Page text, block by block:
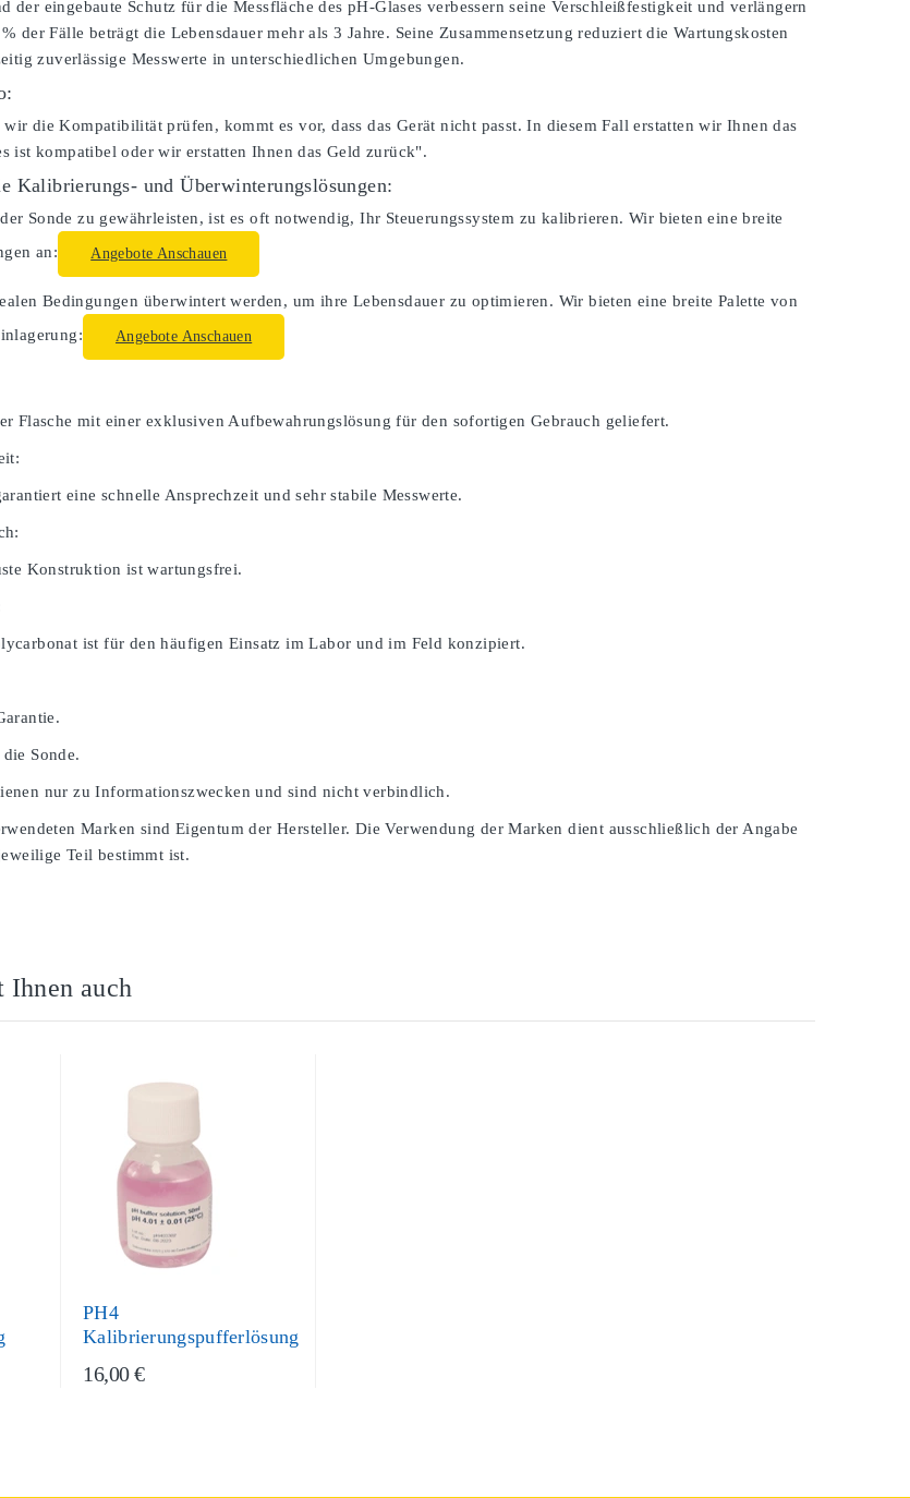
der eingebaute Schutz für die Messfläche des pH-Glases verbessern seine Verschleißfestigkeit und verlängern
der Fälle beträgt die Lebensdauer mehr als 3 Jahre. Seine Zusammensetzung reduziert die Wartungskosten
zuverlässige Messwerte in unterschiedlichen Umgebungen.
die Kompatibilität prüfen, kommt es vor, dass das Gerät nicht passt. In diesem Fall erstatten wir Ihnen das
ist kompatibel oder wir erstatten Ihnen das Geld zurück".
Kalibrierungs- und Überwinterungslösungen:
Sonde zu gewährleisten, ist es oft notwendig, Ihr Steuerungssystem zu kalibrieren. Wir bieten eine breite
an:
Angebote Anschauen
Bedingungen überwintert werden, um ihre Lebensdauer zu optimieren. Wir bieten eine breite Palette von
Angebote Anschauen
Flasche mit einer exklusiven Aufbewahrungslösung für den sofortigen Gebrauch geliefert.
eine schnelle Ansprechzeit und sehr stabile Messwerte.
Konstruktion ist wartungsfrei.
ist für den häufigen Einsatz im Labor und im Feld konzipiert.
Sonde.
nur zu Informationszwecken und sind nicht verbindlich.
Marken sind Eigentum der Hersteller. Die Verwendung der Marken dient ausschließlich der Angabe
Teil bestimmt ist.
auch
PH4
Kalibrierungspufferlösung
16,00 €